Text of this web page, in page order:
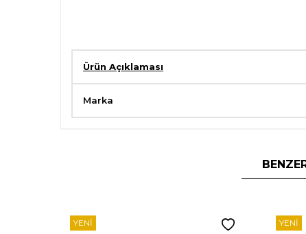
Ürün Açıklaması
Marka
YENI YENI